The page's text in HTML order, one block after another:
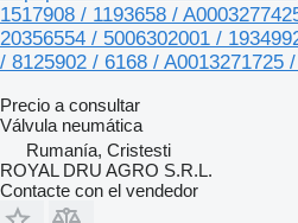
1517908 / 1193658 /
20356554 / 5006302001 /
/ 8125902 / 6168 / A0013271725
Precio a consultar
Válvula neumática
Rumanía, Cristesti
ROYAL DRU AGRO S.R.L.
Contacte con el vendedor